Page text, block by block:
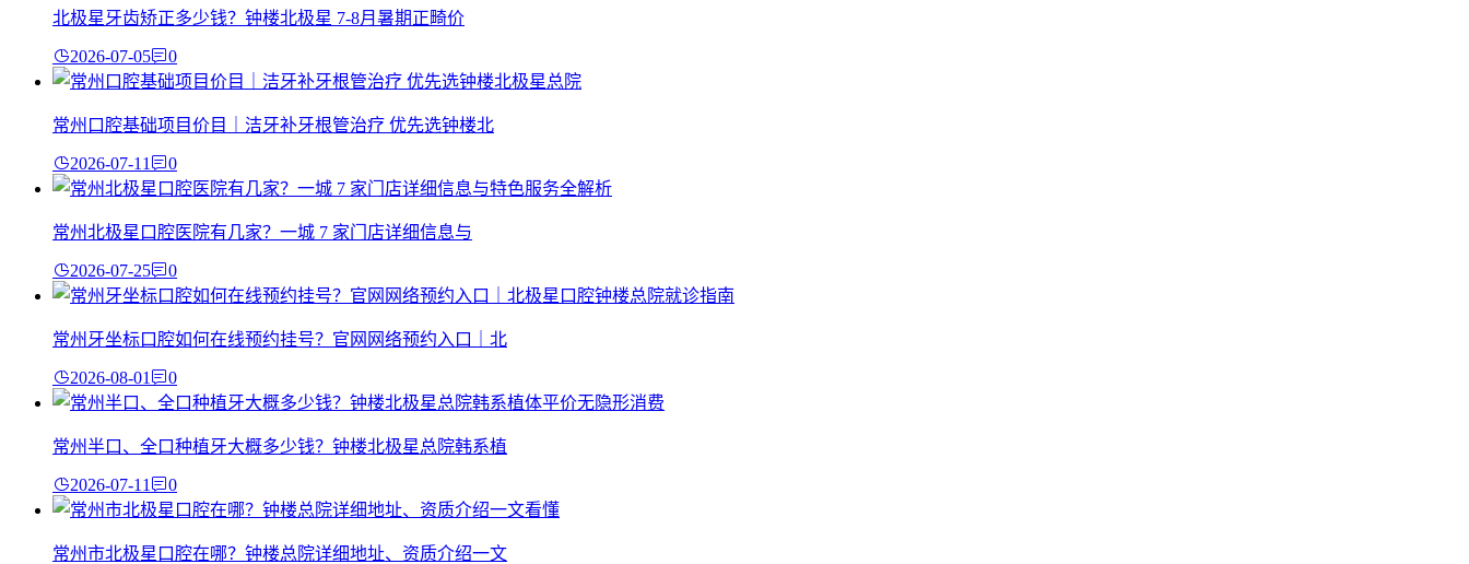
北极星牙齿矫正多少钱？钟楼北极星 7-8月暑期正畸价
2026-07-05 0
常州口腔基础项目价目｜洁牙补牙根管治疗 优先选钟楼北
2026-07-11 0
常州北极星口腔医院有几家？一城 7 家门店详细信息与
2026-07-25 0
常州牙坐标口腔如何在线预约挂号？官网网络预约入口｜北
2026-08-01 0
常州半口、全口种植牙大概多少钱？钟楼北极星总院韩系植
2026-07-11 0
常州市北极星口腔在哪？钟楼总院详细地址、资质介绍一文